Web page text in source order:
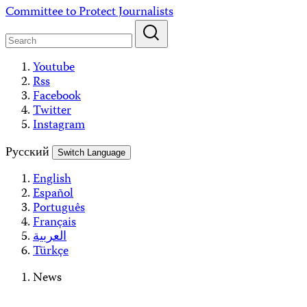
Skip
content
Committee to Protect Journalists
Youtube
Rss
Facebook
Twitter
Instagram
Русский
Switch Language
English
Español
Português
Français
العربية
Türkçe
News